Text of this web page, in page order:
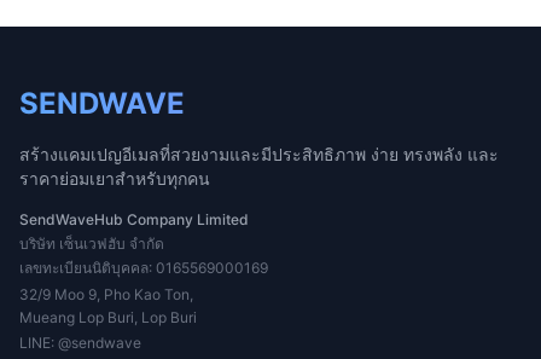
SENDWAVE
สร้างแคมเปญอีเมลที่สวยงามและมีประสิทธิภาพ ง่าย ทรงพลัง และ
ราคาย่อมเยาสำหรับทุกคน
SendWaveHub Company Limited
บริษัท เซ็นเวฟฮับ จำกัด
เลขทะเบียนนิติบุคคล: 0165569000169
32/9 Moo 9, Pho Kao Ton,
Mueang Lop Buri, Lop Buri
LINE: @sendwave